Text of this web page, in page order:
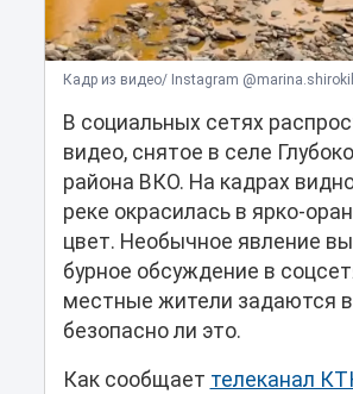
Кадр из видео/ Instagram
В социальных сетях
видео, снятое в селе
района ВКО. На кадрах
реке окрасилась в ярко-
цвет. Необычное явление
бурное обсуждение в
местные жители задаются
безопасно ли это.
Как сообщает телеканал